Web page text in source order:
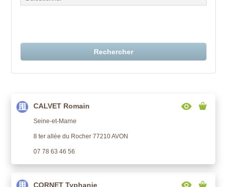
Rechercher
CALVET Romain
Seine-et-Marne
8 ter allée du Rocher 77210 AVON
07 78 63 46 56
CORNET Typhanie